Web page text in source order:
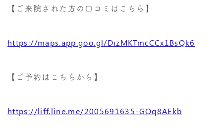
【ご来院された方の口コミはこちら】
https://maps.app.goo.gl/DizMKTmcCCx1BsQk6
【ご予約はこちらから】
https://liff.line.me/2005691635-GOq8AEkb